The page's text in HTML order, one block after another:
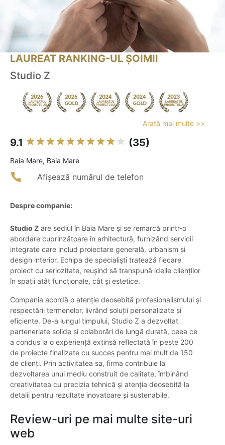
LAUREAT RANKING-UL ȘOIMII
Studio Z
Arată mai multe >>
9.1 (35)
Baia Mare, Baia Mare
Afișează numărul de telefon
Despre companie:
Studio Z are sediul în Baia Mare și se remarcă printr-o
abordare cuprinzătoare în arhitectură, furnizând servicii
integrate care includ proiectare generală, urbanism și
design interior. Echipa de specialiști tratează fiecare
proiect cu seriozitate, reușind să transpună ideile clienților
în spații atât funcționale, cât și estetice.
Compania acordă o atenție deosebită profesionalismului și
respectării termenelor, livrând soluții personalizate și
eficiente. De-a lungul timpului, Studio Z a dezvoltat
parteneriate solide și colaborări de lungă durată, ceea ce
a condus la o experiență extinsă reflectată în peste 200
de proiecte finalizate cu succes pentru mai mult de 150
de clienți. Prin activitatea sa, firma contribuie la
dezvoltarea unui mediu construit de calitate, îmbinând
creativitatea cu precizia tehnică și atenția deosebită la
detalii pentru rezultate inovatoare și sustenabile.
Review-uri pe mai multe site-uri
web